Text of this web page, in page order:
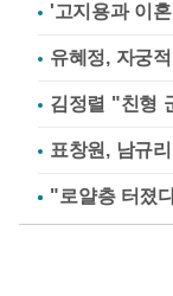
'고지용과 이
유혜정, 자궁
김정렬 "친형
표창원, 남규